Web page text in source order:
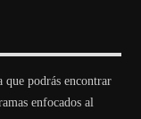
podrás encontrar
enfocados al